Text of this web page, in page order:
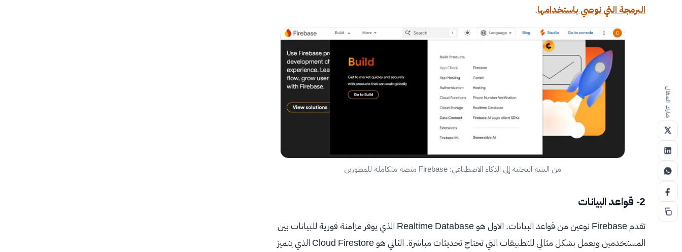
البرمجة التي نوصي باستخدامها.
من البنية التحتية إلى الذكاء الاصطناعي: Firebase منصة متكاملة للمطورين
2- قواعد البيانات
تقدم Firebase نوعين من قواعد البيانات. الاول هو Realtime Database الذي يوفر مزامنة فورية للبيانات بين
المستخدمين ويعمل بشكل مثالي للتطبيقات التي تحتاج تحديثات مباشرة. الثاني هو Cloud Firestore الذي يتميز
شارك المقال